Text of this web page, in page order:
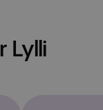
Lylli